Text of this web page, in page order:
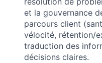
et la gouvernance
parcours client
vélocité, rétention/
traduction des
décisions claires.